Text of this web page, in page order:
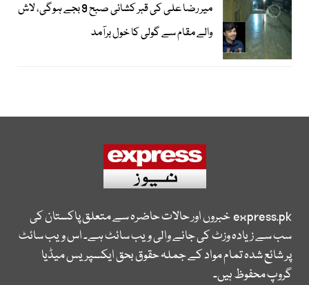
میر رضا علی کی قبر کشائی صبح 9 بجے ہوگی، لاش
والے مقام سے گولی کا خول برآمد
express.pkخبروں اور حالات حاضرہ سے متعلق پاکستان کی
سب سے زیادہ وزٹ کی جانے والی ویب سائٹ ہے۔ اس ویب سائٹ
پر شائع شدہ تمام مواد کے جملہ حقوق بحق ایکسپریس میڈیا
گروپ محفوظ ہیں۔